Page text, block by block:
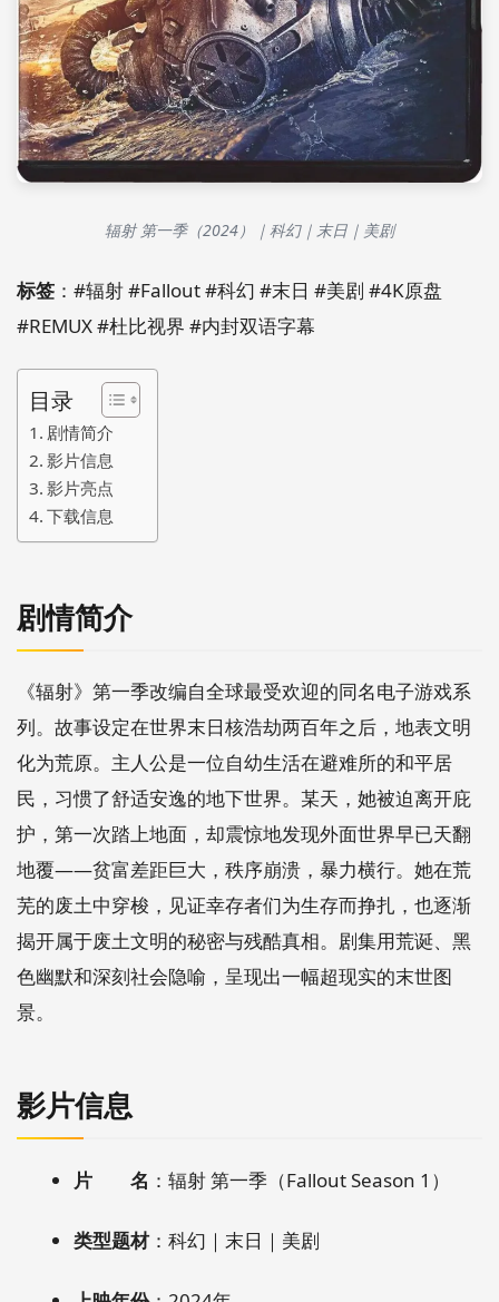
辐射 第一季（2024）｜科幻｜末日｜美剧
标签 ：#辐射 #Fallout #科幻 #末日 #美剧 #4K原盘
#REMUX #杜比视界 #内封双语字幕
目录
剧情简介
影片信息
影片亮点
下载信息
剧情简介
《辐射》第一季改编自全球最受欢迎的同名电子游戏系
列。故事设定在世界末日核浩劫两百年之后，地表文明
化为荒原。主人公是一位自幼生活在避难所的和平居
民，习惯了舒适安逸的地下世界。某天，她被迫离开庇
护，第一次踏上地面，却震惊地发现外面世界早已天翻
地覆——贫富差距巨大，秩序崩溃，暴力横行。她在荒
芜的废土中穿梭，见证幸存者们为生存而挣扎，也逐渐
揭开属于废土文明的秘密与残酷真相。剧集用荒诞、黑
色幽默和深刻社会隐喻，呈现出一幅超现实的末世图
景。
影片信息
片 名 ：辐射 第一季（Fallout Season 1）
类型题材：科幻｜末日｜美剧